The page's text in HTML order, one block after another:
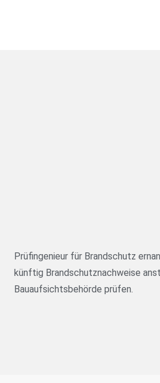
Prüfingenieur für Brandschutz
künftig Brandschutznachweise
Bauaufsichtsbehörde prüfen.